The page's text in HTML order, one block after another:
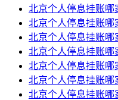
北京个人停息挂账哪
北京个人停息挂账哪
北京个人停息挂账哪
北京个人停息挂账哪
北京个人停息挂账哪
北京个人停息挂账哪
北京个人停息挂账哪